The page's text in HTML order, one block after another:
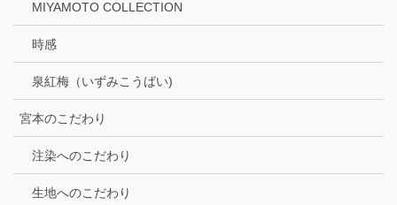
MIYAMOTO COLLECTION
時感
泉紅梅（いずみこうばい)
宮本のこだわり
注染へのこだわり
生地へのこだわり